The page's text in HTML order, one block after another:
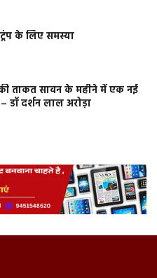
के लिए समस्या
ताकत सावन के महीने में एक नई
डॉ दर्शन लाल अरोड़ा